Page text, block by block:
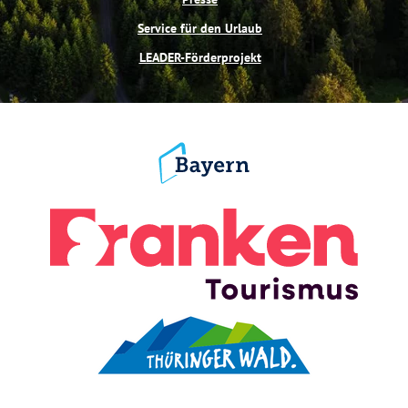
Service für den Urlaub
LEADER-Förderprojekt